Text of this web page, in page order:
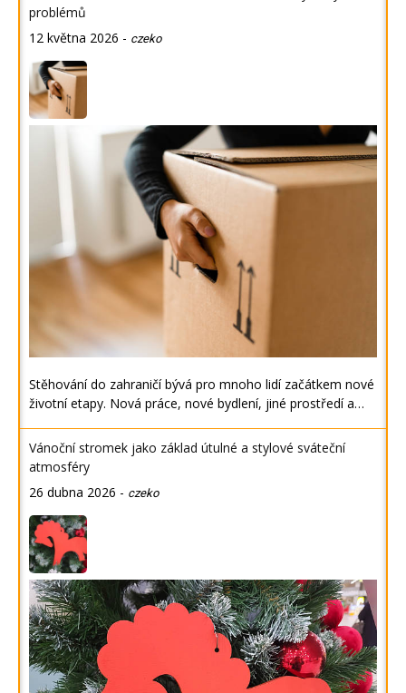
problémů
12 května 2026 - czeko
Stěhování do zahraničí bývá pro mnoho lidí začátkem nové
životní etapy. Nová práce, nové bydlení, jiné prostředí a…
Vánoční stromek jako základ útulné a stylové sváteční
atmosféry
26 dubna 2026 - czeko